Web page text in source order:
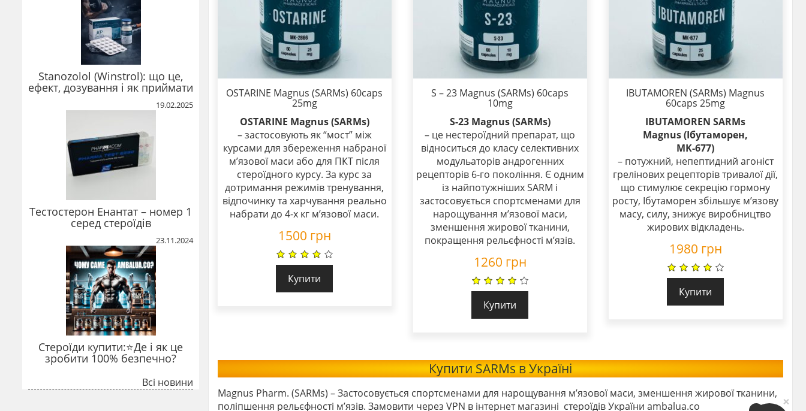
OSTARINE Magnus (SARMs) 60cаps
25mg
OSTARINE Magnus (SARMs)
– застосовують як “мост” між
курсами для збереження набраної
м’язової маси або для ПКТ після
стероїдного курсу. За курс за
дотримання режимів тренування,
відпочинку та харчування реально
набрати до 4-х кг м’язової маси.
1500 грн
Купити
S – 23 Magnus (SARMs) 60caps
10mg
S-23 Magnus (SARMs)
– це нестероїдний препарат, що
відноситься до класу селективних
модульаторів андрогенних
рецепторів 6-го покоління. Є одним
із найпотужніших SARM і
застосовується спортсменами для
нарощування м’язової маси,
зменшення жирової тканини,
покращення рельєфності м’язів.
1260 грн
Купити
IBUTAMOREN (SARMs) Magnus
60caps 25mg
IBUTAMOREN SARMs
Magnus (Ібутаморен,
MK-677)
– потужний, непептидний агоніст
грелінових рецепторів тривалої дії,
що стимулює секрецію гормону
росту, Ібутаморен збільшує м’язову
масу, силу, знижує виробництво
жирових відкладень.
1980 грн
Купити
Купити SARMs в Україні
Magnus Pharm. (SARMs) – Застосовується спортсменами для нарощування м’язової маси, зменшення жирової тканини,
поліпшення рельєфності м’язів. Замовити через VPN в інтернет магазині стероїдів України ambalua.co
Stanozolol (Winstrol): що це,
ефект, дозування і як приймати
19.02.2025
Тестостерон Енантат – номер 1
серед стероїдів
23.11.2024
Стероїди купити:⭐Де і як це
зробити 100% безпечно?
Всі новини
×